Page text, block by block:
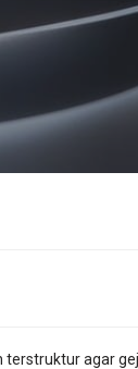
agar